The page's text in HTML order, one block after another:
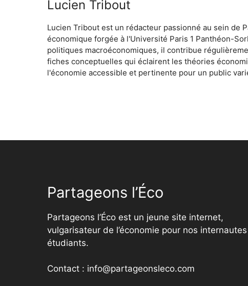
Lucien Tribout
Lucien Tribout est un rédacteur passionné au sein de
économique forgée à l'Université Paris 1 Panthéon-
politiques macroéconomiques, il contribue
fiches conceptuelles qui éclairent les théories
l'économie accessible et pertinente pour un public
Partageons l’Éco
Partageons l’Éco est un jeune site internet,
vulgarisateur de l’économie pour nos
étudiants.
Contact : info@partageonsleco.com